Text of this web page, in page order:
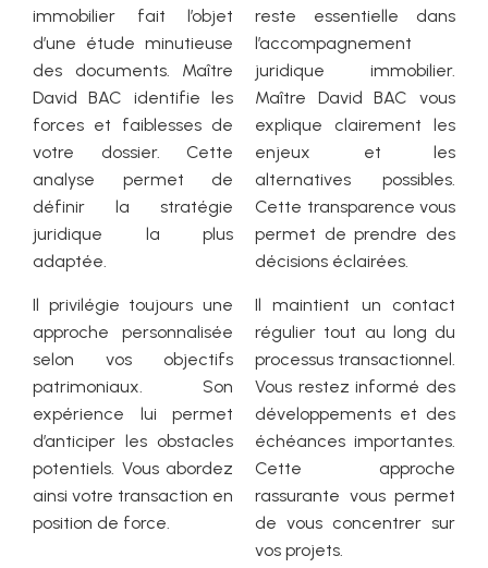
immobilier fait l’objet
d’une étude minutieuse
des documents. Maître
David BAC identifie les
forces et faiblesses de
votre dossier. Cette
analyse permet de
définir la stratégie
juridique la plus
adaptée.
Il privilégie toujours une
approche personnalisée
selon vos objectifs
patrimoniaux. Son
expérience lui permet
d’anticiper les obstacles
potentiels. Vous abordez
ainsi votre transaction en
position de force.
reste essentielle dans
l’accompagnement
juridique immobilier.
Maître David BAC vous
explique clairement les
enjeux et les
alternatives possibles.
Cette transparence vous
permet de prendre des
décisions éclairées.
Il maintient un contact
régulier tout au long du
processus transactionnel.
Vous restez informé des
développements et des
échéances importantes.
Cette approche
rassurante vous permet
de vous concentrer sur
vos projets.